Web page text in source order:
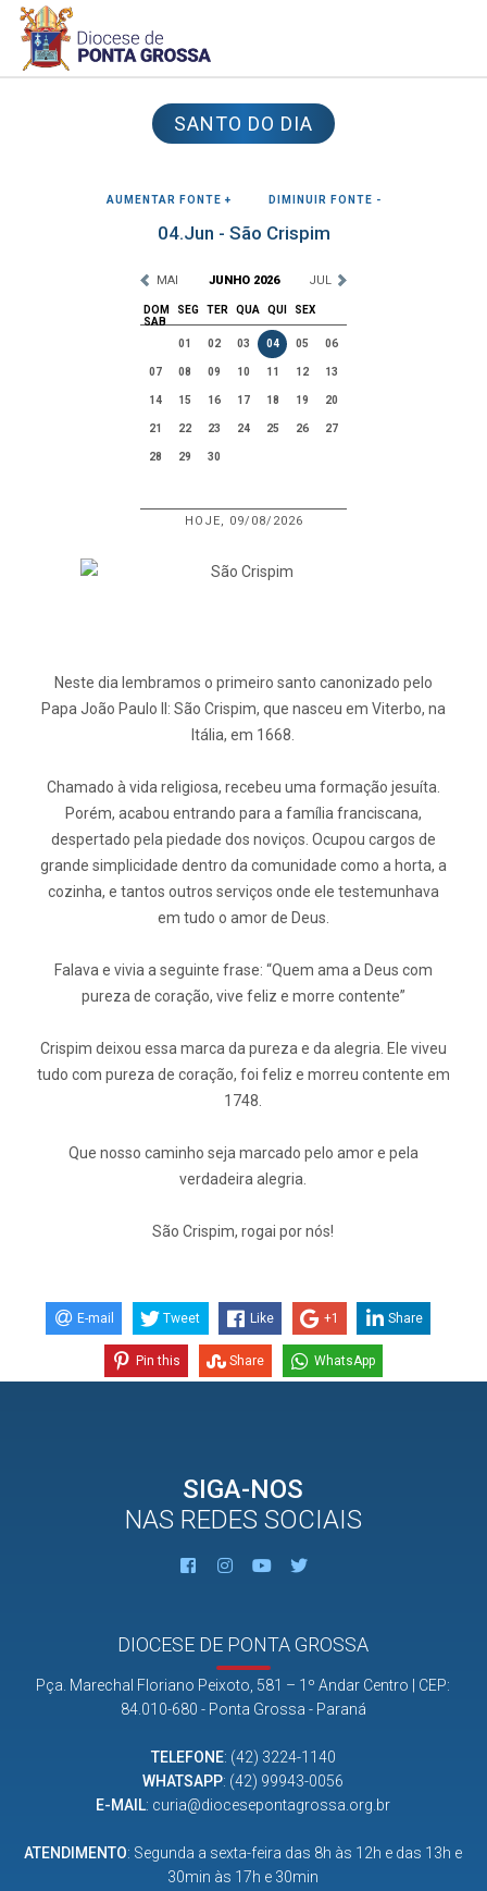
SANTO DO DIA
AUMENTAR FONTE + DIMINUIR FONTE -
04.Jun - São Crispim
MAI JUNHO 2026 JUL
DOM SEG TER QUA QUI
SEX
SAB
01
02 03 04 05 06
07 08 09 10 11 12 13
14 15 16 17 18 19 20
21 22 23 24 25 26 27
28 29 30
HOJE, 09/08/2026
Neste dia lembramos o primeiro santo canonizado pelo
Papa João Paulo II: São Crispim, que nasceu em Viterbo, na
Itália, em 1668.
Chamado à vida religiosa, recebeu uma formação jesuíta.
Porém, acabou entrando para a família franciscana,
despertado pela piedade dos noviços. Ocupou cargos de
grande simplicidade dentro da comunidade como a horta, a
cozinha, e tantos outros serviços onde ele testemunhava
em tudo o amor de Deus.
Falava e vivia a seguinte frase: “Quem ama a Deus com
pureza de coração, vive feliz e morre contente”
Crispim deixou essa marca da pureza e da alegria. Ele viveu
tudo com pureza de coração, foi feliz e morreu contente em
1748.
Que nosso caminho seja marcado pelo amor e pela
verdadeira alegria.
São Crispim, rogai por nós!
E-mail Tweet Like +1 Share
Pin this Share WhatsApp
SIGA-NOS
NAS REDES SOCIAIS
DIOCESE DE PONTA GROSSA
Pça. Marechal Floriano Peixoto, 581 – 1º Andar Centro | CEP:
84.010-680 - Ponta Grossa - Paraná
TELEFONE: (42) 3224-1140
WHATSAPP: (42) 99943-0056
E-MAIL: curia@diocesepontagrossa.org.br
ATENDIMENTO: Segunda a sexta-feira das 8h às 12h e das 13h e
30min às 17h e 30min